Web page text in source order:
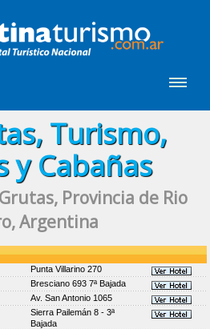
Turismo,
y Cabañas
Provincia de Rio
Argentina
Punta Villarino 270
Bresciano 693 7ª Bajada
Av. San Antonio 1065
Sierra Pailemán 8 - 3ª
Bajada